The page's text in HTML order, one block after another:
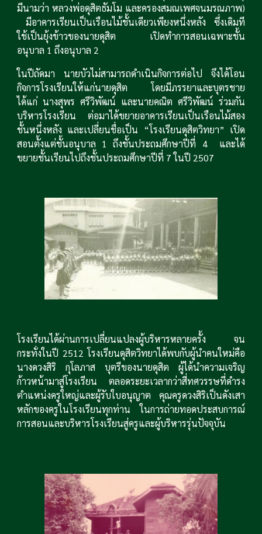
มีนามว่า หลวงพ่อดุสิตธัมโม และครองสมณเพศจนมรณภาพ)
มีอาคารเรียนเป็นเรือนไม้ชั้นเดียวเพียงหนึ่งหลัง ซึ่งเดิมที
ใช้เป็นยุ้งข้าวของนายดุสิต เปิดทำการสอนเฉพาะชั้น
อนุบาล 1 ถึงอนุบาล 2
ในปีถัดมา นายบัวไม่สามารถดำเนินกิจการต่อไป จึงได้โอน
กิจการโรงเรียนให้แก่นายดุสิต โดยมีภรรยาและบุตรชาย
ได้แก่ นางสุพร ศรีวิพัฒน์ และนายคณิต ศรีวิพัฒน์ ร่วมกัน
บริหารโรงเรียน ต่อมาได้ขยายอาคารเรียนเป็นเรือนไม้สอง
ชั้นหนึ่งหลัง และเปลี่ยนชื่อเป็น “โรงเรียนดุสิตวิทยา” เปิด
สอนตั้งแต่ชั้นอนุบาล 1 ถึงชั้นประถมศึกษาปีที่ 4 และได้
ขยายชั้นเรียนไปถึงชั้นประถมศึกษาปีที่ 7 ในปี 2507
โรงเรียนได้ผ่านการเปลี่ยนแปลงผู้บริหารหลายครั้ง จน
กระทั่งในปี 2512 โรงเรียนดุสิตวิทยาได้พบกับผู้นำคนใหม่คือ
นางดวงสิริ กุโลภาส บุตรีของนายดุสิต ผู้ได้นำความเจริญ
ก้าวหน้ามาสู่โรงเรียน ตลอดระยะเวลากว่าสี่ทศวรรษที่ดำรง
ตำแหน่งครูใหญ่และผู้รับใบอนุญาต คุณครูดวงสิริเป็นดังเสา
หลักของครูในโรงเรียนทุกท่าน ในการถ่ายทอดประสบการณ์
การสอนและบริหารโรงเรียนสู่ครูและผู้บริหารรุ่นปัจจุบัน